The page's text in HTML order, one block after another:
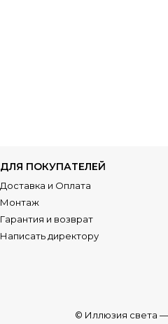
ДЛЯ ПОКУПАТЕЛЕЙ
Доставка и Оплата
Монтаж
Гарантия и возврат
Написать директору
© Иллюзия света —